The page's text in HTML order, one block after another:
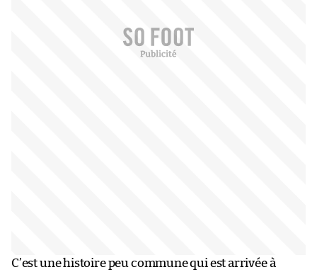
C’est une histoire peu commune qui est arrivée à